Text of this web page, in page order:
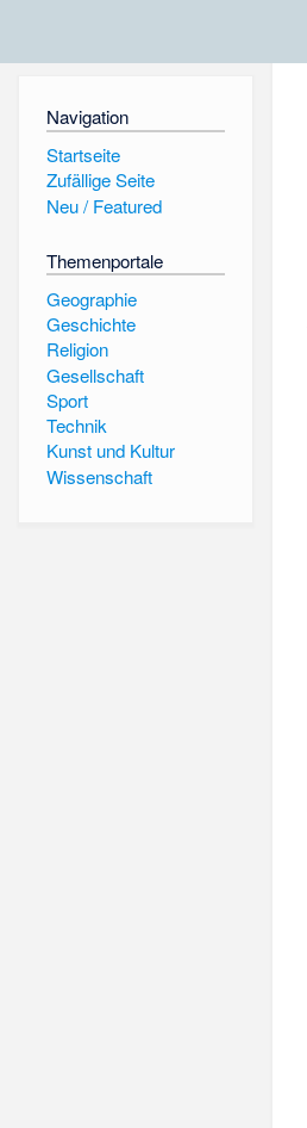
Navigation
Startseite
Zufällige Seite
Neu / Featured
Themenportale
Geographie
Geschichte
Religion
Gesellschaft
Sport
Technik
Kunst und Kultur
Wissenschaft